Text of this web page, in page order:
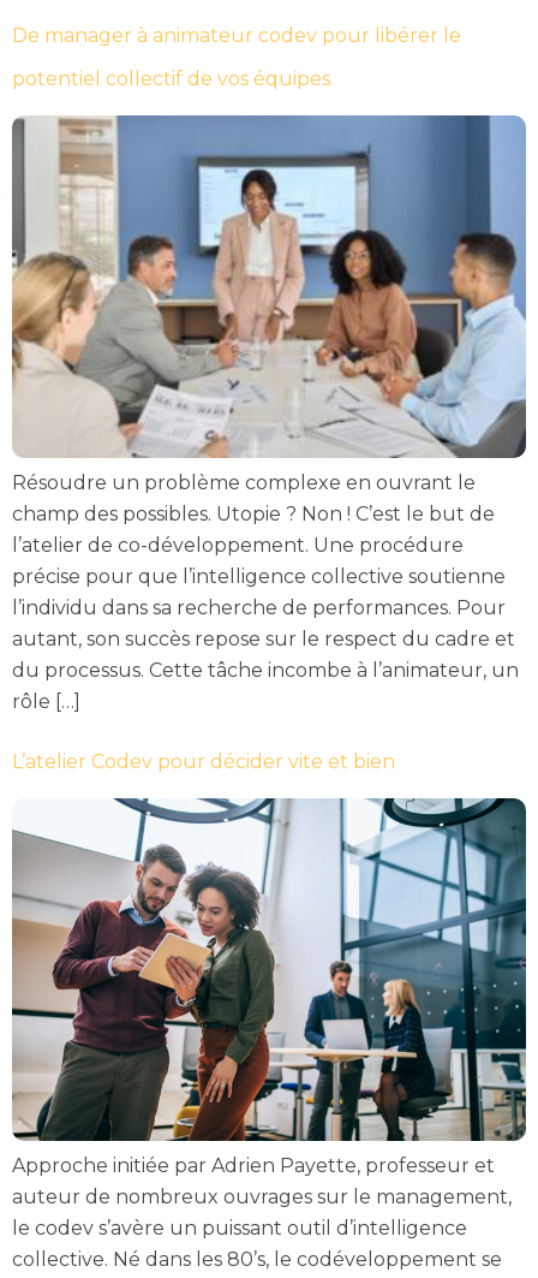
De manager à animateur codev pour libérer le
potentiel collectif de vos équipes
Résoudre un problème complexe en ouvrant le
champ des possibles. Utopie ? Non ! C’est le but de
l’atelier de co-développement. Une procédure
précise pour que l’intelligence collective soutienne
l’individu dans sa recherche de performances. Pour
autant, son succès repose sur le respect du cadre et
du processus. Cette tâche incombe à l’animateur, un
rôle […]
L’atelier Codev pour décider vite et bien
Approche initiée par Adrien Payette, professeur et
auteur de nombreux ouvrages sur le management,
le codev s’avère un puissant outil d’intelligence
collective. Né dans les 80’s, le codéveloppement se